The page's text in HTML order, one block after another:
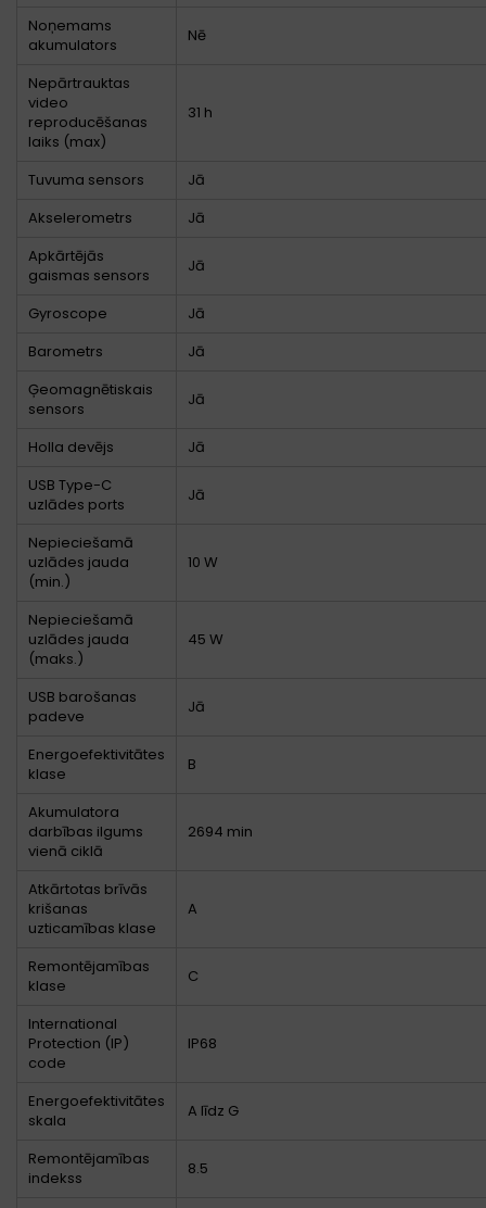
Noņemams
akumulators
Nē
Nepārtrauktas
video
reproducēšanas
laiks (max)
31 h
Tuvuma sensors
Jā
Akselerometrs
Jā
Apkārtējās
gaismas sensors
Jā
Gyroscope
Jā
Barometrs
Jā
Ģeomagnētiskais
sensors
Jā
Holla devējs
Jā
USB Type-C
uzlādes ports
Jā
Nepieciešamā
uzlādes jauda
(min.)
10 W
Nepieciešamā
uzlādes jauda
(maks.)
45 W
USB barošanas
padeve
Jā
Energoefektivitātes
klase
B
Akumulatora
darbības ilgums
vienā ciklā
2694 min
Atkārtotas brīvās
krišanas
uzticamības klase
A
Remontējamības
klase
C
International
Protection (IP)
code
IP68
Energoefektivitātes
skala
A līdz G
Remontējamības
indekss
8.5